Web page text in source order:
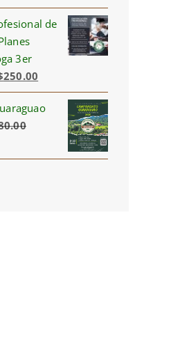
price
is:
$675.00.
de
3er
250.00
price
is:
$250.00.